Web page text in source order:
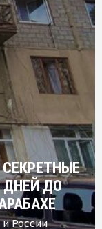
ДНЕЙ ДО
России